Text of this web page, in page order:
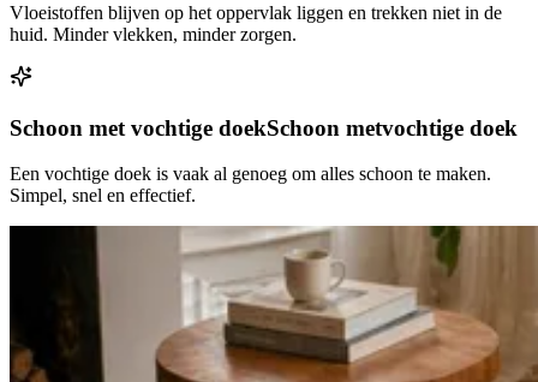
Vloeistoffen blijven op het oppervlak liggen en trekken niet in de
huid. Minder vlekken, minder zorgen.
Schoon met vochtige doekSchoon metvochtige doek
Een vochtige doek is vaak al genoeg om alles schoon te maken.
Simpel, snel en effectief.